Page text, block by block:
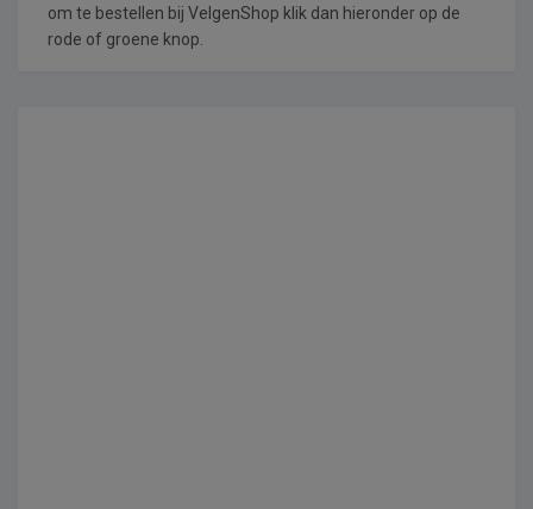
om te bestellen bij VelgenShop klik dan hieronder op de
rode of groene knop.